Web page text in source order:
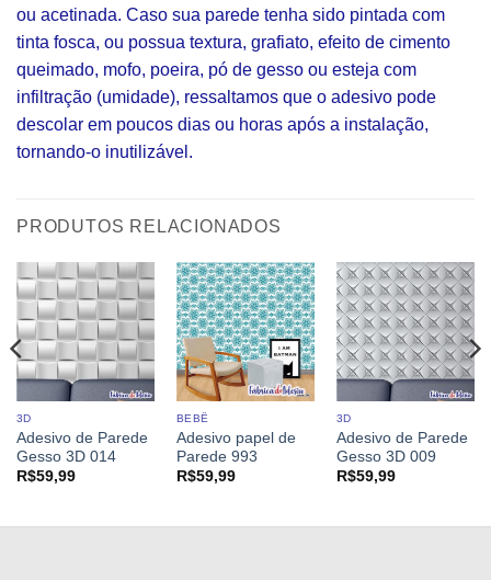
ou acetinada. Caso sua parede tenha sido pintada com
tinta fosca, ou possua textura, grafiato, efeito de cimento
queimado, mofo, poeira, pó de gesso ou esteja com
infiltração (umidade), ressaltamos que o adesivo pode
descolar em poucos dias ou horas após a instalação,
tornando-o inutilizável.
PRODUTOS RELACIONADOS
3D
Adesivo de Parede
Gesso 3D 014
R$59,99
BEBÊ
Adesivo papel de
Parede 993
R$59,99
3D
Adesivo de Parede
Gesso 3D 009
R$59,99